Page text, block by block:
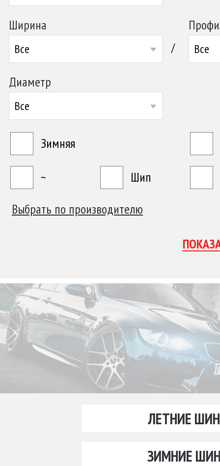
Ширина
Все / Все
Диаметр
Все
Зимняя
~
Шип
Выбрать по производителю
ЛЕТНИЕ
ЗИМНИЕ